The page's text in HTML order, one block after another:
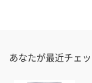
あなたが最近チェ